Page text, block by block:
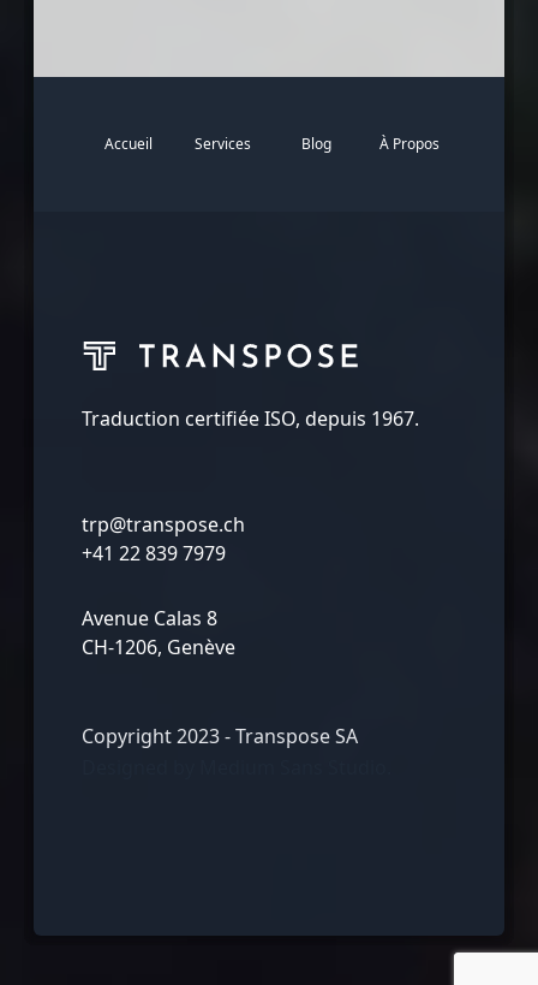
Accueil Services Blog À Propos
Traduction certifiée ISO, depuis 1967.
trp@transpose.ch
+41 22 839 7979
Avenue Calas 8
CH-1206, Genève
Copyright 2023 - Transpose SA